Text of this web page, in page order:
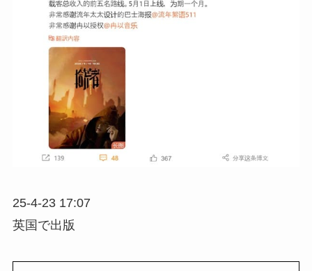
25-4-23 17:07
英国で出版